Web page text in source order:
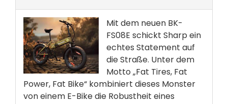
Mit dem neuen BK-
FS08E schickt Sharp ein
echtes Statement auf
die Straße. Unter dem
Motto „Fat Tires, Fat
Power, Fat Bike“ kombiniert dieses Monster
von einem E-Bike die Robustheit eines